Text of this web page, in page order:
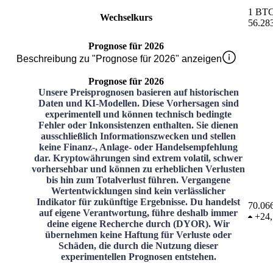
Wechselkurs
1
Prognose für 2026
Beschreibung zu "Prognose für 2026" anzeigen
Prognose für 2026
Unsere Preisprognosen basieren auf historischen
Daten und KI-Modellen. Diese Vorhersagen sind
experimentell und können technisch bedingte
Fehler oder Inkonsistenzen enthalten. Sie dienen
ausschließlich Informationszwecken und stellen
keine Finanz-, Anlage- oder Handelsempfehlung
dar. Kryptowährungen sind extrem volatil, schwer
vorhersehbar und können zu erheblichen Verlusten
bis hin zum Totalverlust führen. Vergangene
Wertentwicklungen sind kein verlässlicher
Indikator für zukünftige Ergebnisse. Du handelst
auf eigene Verantwortung, führe deshalb immer
deine eigene Recherche durch (DYOR). Wir
übernehmen keine Haftung für Verluste oder
Schäden, die durch die Nutzung dieser
experimentellen Prognosen entstehen.
+